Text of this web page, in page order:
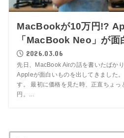
MacBookが10万円!?
「MacBook Neo」が面
2026.03.06
先日、MacBook Airの話を書いたばか
Appleが面白いものを出してきました
す。 最初に価格を見た時、正直ちょ
円。...